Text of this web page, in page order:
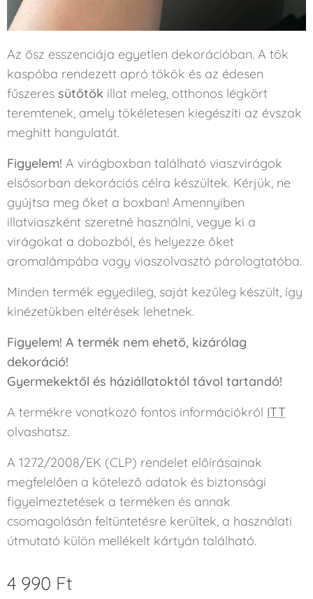
Az ősz esszenciája egyetlen dekorációban. A tök
kaspóba rendezett apró tökök és az édesen
fűszeres sütőtök illat meleg, otthonos légkört
teremtenek, amely tökéletesen kiegészíti az évszak
meghitt hangulatát.
Figyelem! A virágboxban található viaszvirágok
elsősorban dekorációs célra készültek. Kérjük, ne
gyújtsa meg őket a boxban! Amennyiben
illatviaszként szeretné használni, vegye ki a
virágokat a dobozból, és helyezze őket
aromalámpába vagy viaszolvasztó párologtatóba.
Minden termék egyedileg, saját kezűleg készült, így
kinézetükben eltérések lehetnek.
Figyelem! A termék nem ehető, kizárólag
dekoráció!
Gyermekektől és háziállatoktól távol tartandó!
A termékre vonatkozó fontos információkról ITT
olvashatsz.
A 1272/2008/EK (CLP) rendelet előírásainak
megfelelően a kötelező adatok és biztonsági
figyelmeztetések a terméken és annak
csomagolásán feltüntetésre kerültek, a használati
útmutató külön mellékelt kártyán található.
4 990 Ft